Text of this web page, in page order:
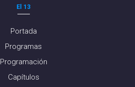
El 13
Portada
Programas
Programación
Capítulos